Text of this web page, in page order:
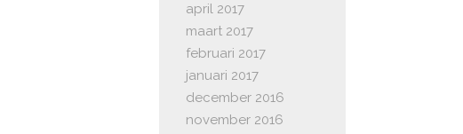
april 2017
maart 2017
februari 2017
januari 2017
december 2016
november 2016